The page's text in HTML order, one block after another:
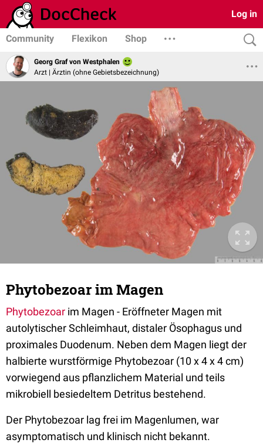
Log in
Community Flexikon Shop
Georg Graf von Westphalen
Arzt | Ärztin (ohne Gebietsbezeichnung)
Phytobezoar im Magen
Phytobezoar im Magen - Eröffneter Magen mit
autolytischer Schleimhaut, distaler Ösophagus und
proximales Duodenum. Neben dem Magen liegt der
halbierte wurstförmige Phytobezoar (10 x 4 x 4 cm)
vorwiegend aus pflanzlichem Material und teils
mikrobiell besiedeltem Detritus bestehend.
Der Phytobezoar lag frei im Magenlumen, war
asymptomatisch und klinisch nicht bekannt.